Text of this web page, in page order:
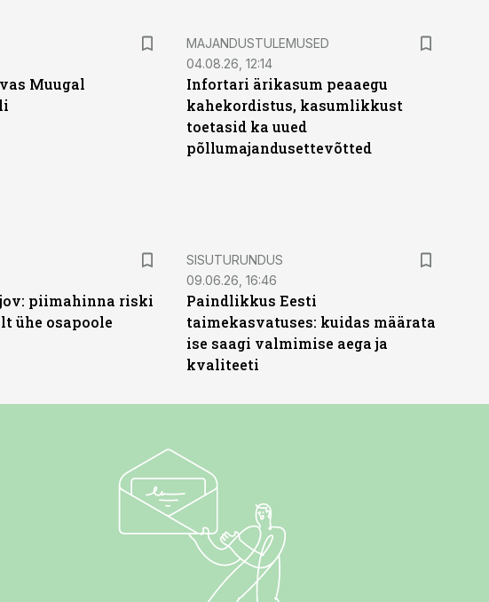
Muugal
MAJANDUSTULEMUSED
04.08.26, 12:14
Infortari ärikasum peaaegu
kahekordistus, kasumlikkust
toetasid ka uued
põllumajandusettevõtted
piimahinna riski
ühe osapoole
ST
SISUTURUNDUS
09.06.26, 16:46
Paindlikkus Eesti
taimekasvatuses: kuidas määrata
ise saagi valmimise aega ja
kvaliteeti